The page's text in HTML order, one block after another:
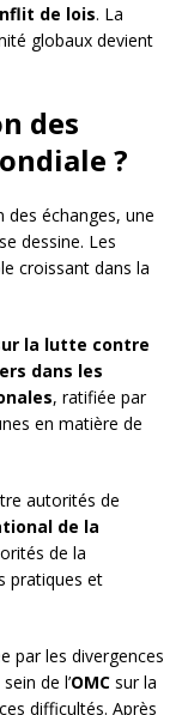
de lois. La
globaux devient
des
?
des échanges, une
dessine. Les
croissant dans la
la lutte contre
dans les
, ratifiée par
en matière de
autorités de
de la
de la
pratiques et
par les divergences
de l’OMC sur la
difficultés. Après